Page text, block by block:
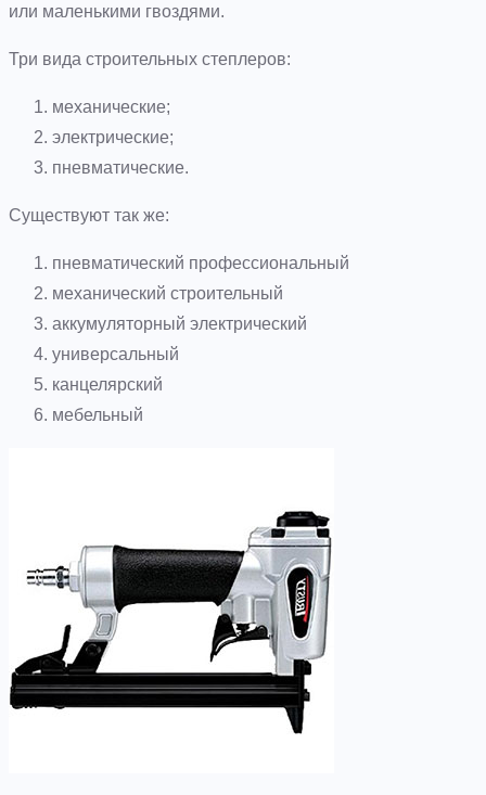
или маленькими гвоздями.
Три вида строительных степлеров:
механические;
электрические;
пневматические.
Существуют так же:
пневматический профессиональный
механический строительный
аккумуляторный электрический
универсальный
канцелярский
мебельный